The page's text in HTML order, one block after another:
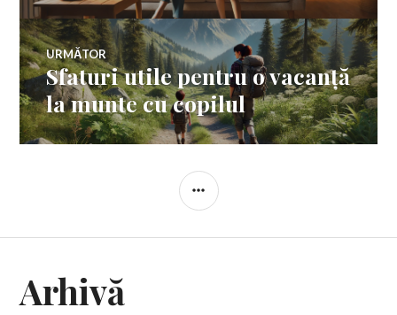
articole
URMĂTOR
Articolul
următor:
Sfaturi utile pentru o vacanță
la munte cu copilul
BARĂ
Arhivă